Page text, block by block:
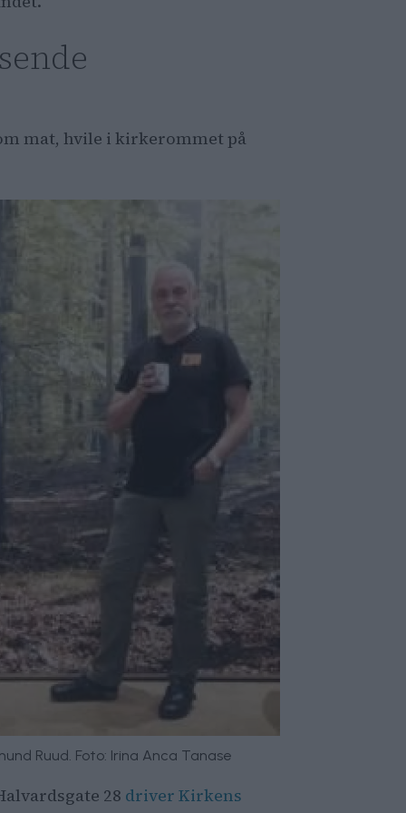
mat, hvile i kirkerommet på
Ruud. Foto: Irina Anca Tanase
28 driver Kirkens